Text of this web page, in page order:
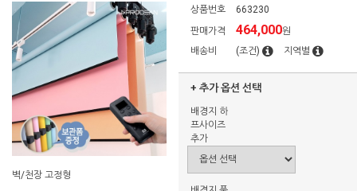
벽/천장 고정형
상품번호
663230
판매가격
464,000원
배송비
(조건) 지역별
+ 추가 옵션 선택
배경지 하
프사이즈
추가